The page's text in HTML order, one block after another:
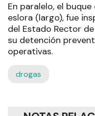
En paralelo, el
eslora (largo), fue
del Estado Rector
su detención
operativas.
drogas